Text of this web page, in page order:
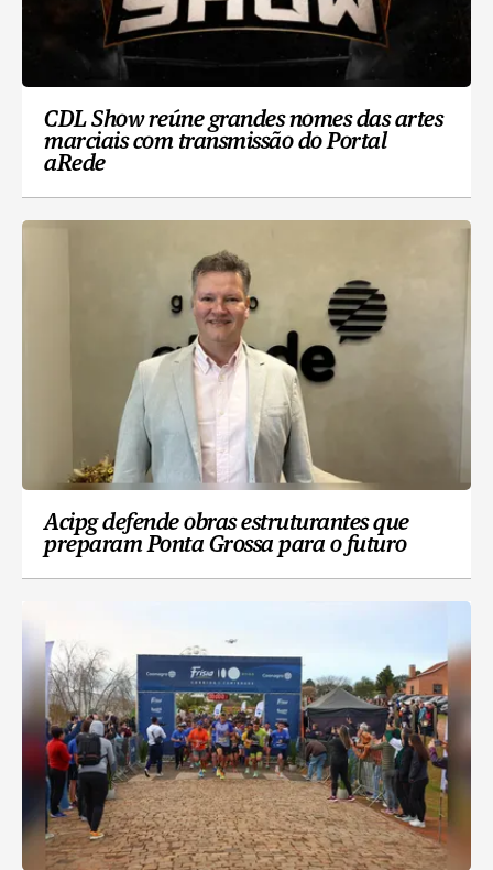
CDL Show reúne grandes nomes das artes
marciais com transmissão do Portal
aRede
Acipg defende obras estruturantes que
preparam Ponta Grossa para o futuro